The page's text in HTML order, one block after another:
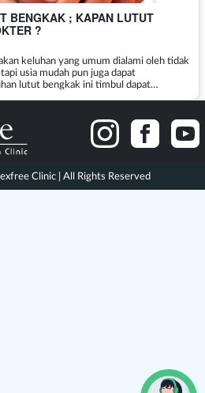
BENGKAK ; KAPAN LUTUT
?
keluhan yang umum dialami oleh tidak
usia mudah pun juga dapat
Clinic | All Rights Reserved